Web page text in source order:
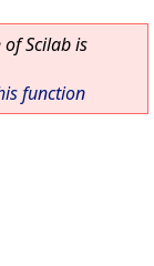
Scilab is
function